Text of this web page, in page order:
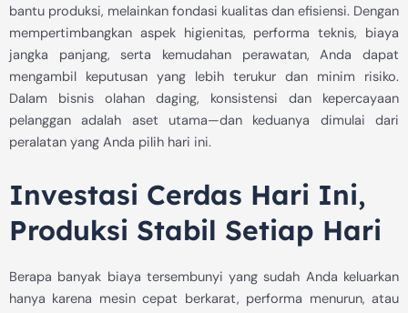
bantu produksi, melainkan fondasi kualitas dan efisiensi. Dengan
mempertimbangkan aspek higienitas, performa teknis, biaya
jangka panjang, serta kemudahan perawatan, Anda dapat
mengambil keputusan yang lebih terukur dan minim risiko.
Dalam bisnis olahan daging, konsistensi dan kepercayaan
pelanggan adalah aset utama—dan keduanya dimulai dari
peralatan yang Anda pilih hari ini.
Investasi Cerdas Hari Ini,
Produksi Stabil Setiap Hari
Berapa banyak biaya tersembunyi yang sudah Anda keluarkan
hanya karena mesin cepat berkarat, performa menurun, atau